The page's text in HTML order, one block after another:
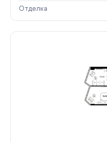
Отделка